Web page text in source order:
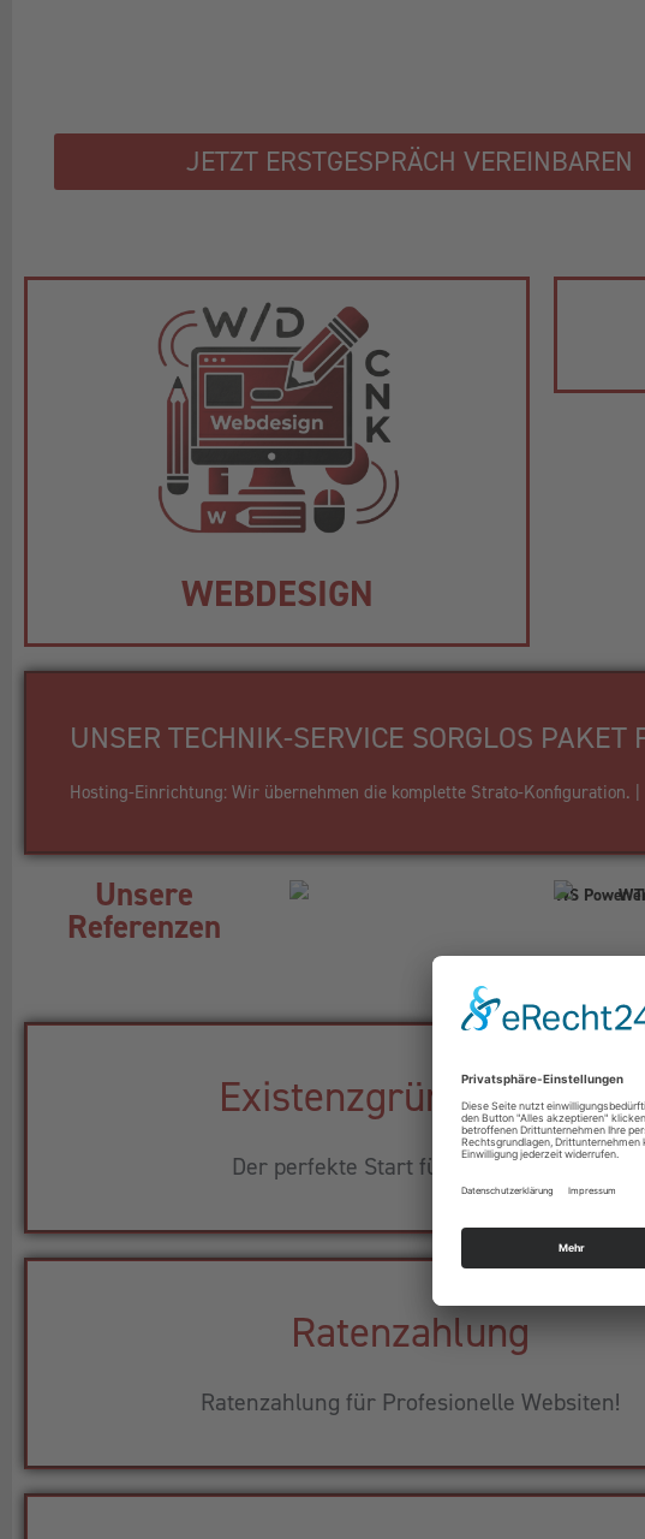
JETZT ERSTGESPRÄCH VEREINBAREN
WEBDESIGN
UNSER TECHNIK-SERVICE SORGLOS PAKET
Hosting-Einrichtung: Wir übernehmen die komplette Strato-Konfiguration.
Unsere
Referenzen
Existenzgründerpaket
Der perfekte Start für Ihr Business!
Ratenzahlung
Ratenzahlung für Profesionelle Websiten!